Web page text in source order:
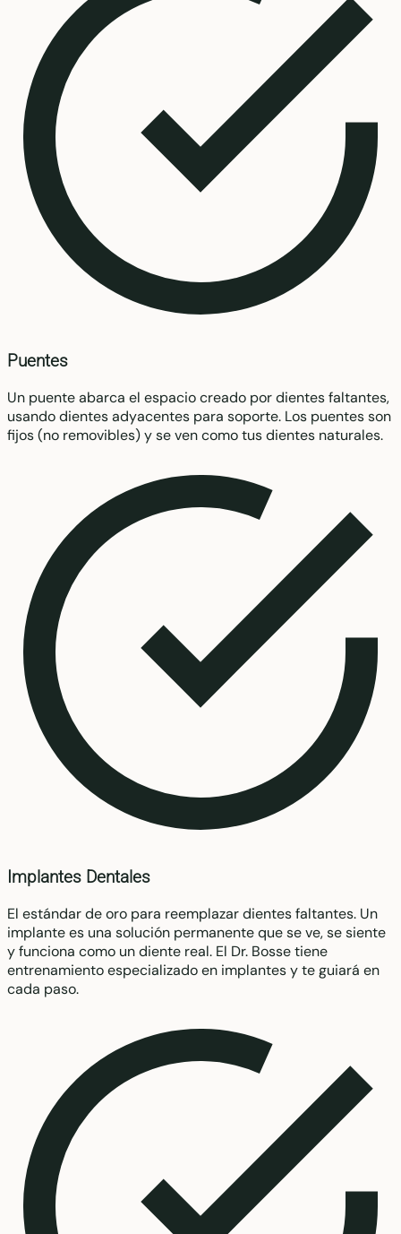
Puentes
Un puente abarca el espacio creado por dientes faltantes,
usando dientes adyacentes para soporte. Los puentes son
fijos (no removibles) y se ven como tus dientes naturales.
Implantes Dentales
El estándar de oro para reemplazar dientes faltantes. Un
implante es una solución permanente que se ve, se siente
y funciona como un diente real. El Dr. Bosse tiene
entrenamiento especializado en implantes y te guiará en
cada paso.